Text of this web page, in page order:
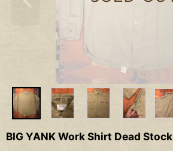
BIG YANK Work Shirt Dead Stock